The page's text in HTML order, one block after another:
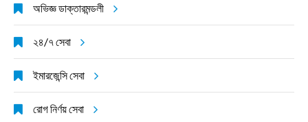
অভিজ্ঞ ডাক্তারমন্ডলী
২৪/৭ সেবা
ইমারজেন্সি সেবা
রোগ নির্ণয় সেবা